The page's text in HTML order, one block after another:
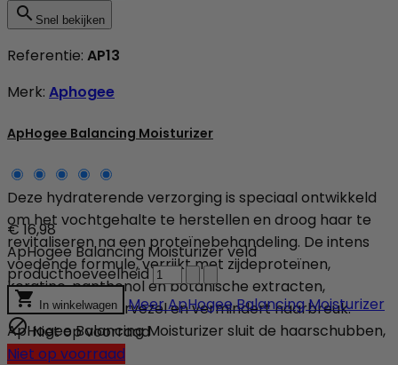
 Snel bekijken
Referentie: AP13
Merk: Aphogee
ApHogee Balancing Moisturizer
Deze hydraterende verzorging is speciaal ontwikkeld
om het vochtgehalte te herstellen en droog haar te
revitaliseren na een proteïnebehandeling. De intens
voedende formule, verrijkt met zijdeproteïnen,
keratine, panthenol en botanische extracten,
versterkt de haarvezel en vermindert haarbreuk.
ApHogee Balancing Moisturizer sluit de haarschubben,
beschermt...
€ 16,98
ApHogee Balancing Moisturizer veld
producthoeveelheid
 In winkelwagen MeerApHogee Balancing Moisturizer
Niet op voorraad
Niet op voorraad